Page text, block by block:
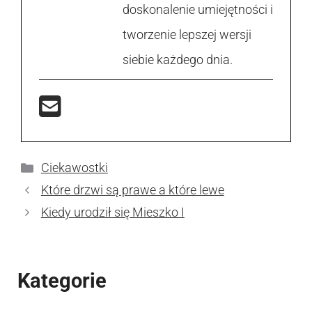
doskonalenie umiejętności i
tworzenie lepszej wersji
siebie każdego dnia.
Kategorie
Ciekawostki
Które drzwi są prawe a które lewe
Kiedy urodził się Mieszko I
Kategorie